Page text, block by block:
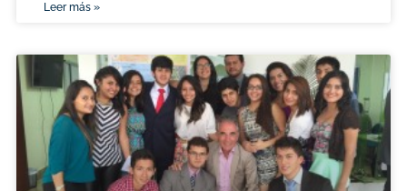
Leer más »